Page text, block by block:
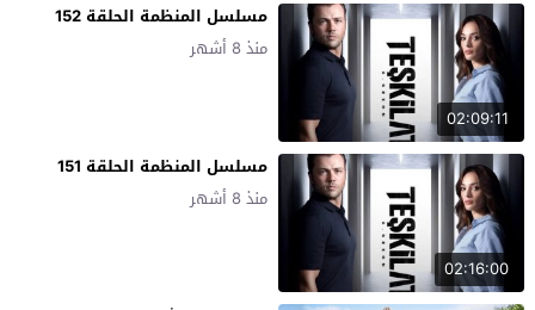
02:09:11
مسلسل المنظمة الحلقة 152
منذ 8 أشهر
02:16:00
مسلسل المنظمة الحلقة 151
منذ 8 أشهر